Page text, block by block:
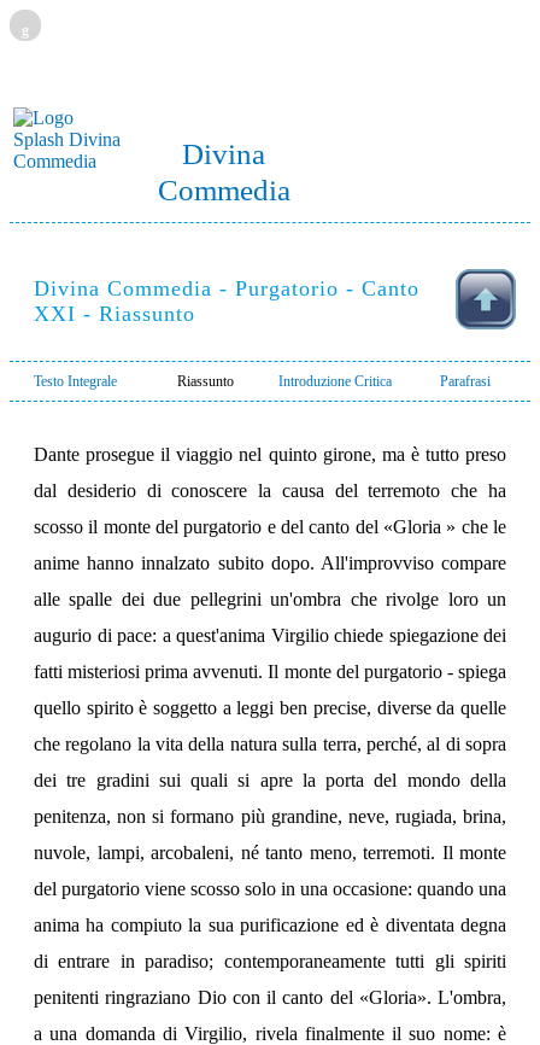
g
Divina
Commedia
Divina Commedia - Purgatorio - Canto
XXI - Riassunto
Testo Integrale Riassunto Introduzione Critica Parafrasi
Dante prosegue il viaggio nel quinto girone, ma è tutto preso
dal desiderio di conoscere la causa del terremoto che ha
scosso il monte del purgatorio e del canto del «Gloria » che le
anime hanno innalzato subito dopo. All'improvviso compare
alle spalle dei due pellegrini un'ombra che rivolge loro un
augurio di pace: a quest'anima Virgilio chiede spiegazione dei
fatti misteriosi prima avvenuti. Il monte del purgatorio - spiega
quello spirito è soggetto a leggi ben precise, diverse da quelle
che regolano la vita della natura sulla terra, perché, al di sopra
dei tre gradini sui quali si apre la porta del mondo della
penitenza, non si formano più grandine, neve, rugiada, brina,
nuvole, lampi, arcobaleni, né tanto meno, terremoti. Il monte
del purgatorio viene scosso solo in una occasione: quando una
anima ha compiuto la sua purificazione ed è diventata degna
di entrare in paradiso; contemporaneamente tutti gli spiriti
penitenti ringraziano Dio con il canto del «Gloria». L'ombra,
a una domanda di Virgilio, rivela finalmente il suo nome: è